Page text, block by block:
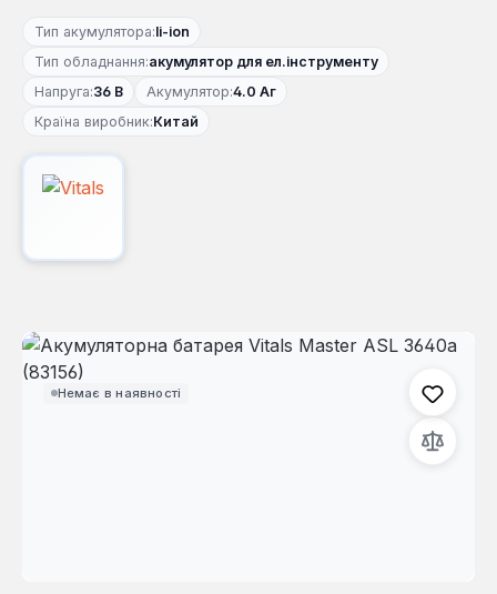
Тип акумулятора:li-ion
Тип обладнання:акумулятор для ел.інструменту
Напруга:36 В Акумулятор:4.0 Аг
Країна виробник:Китай
Немає в наявності
Пропустити галерею зображень